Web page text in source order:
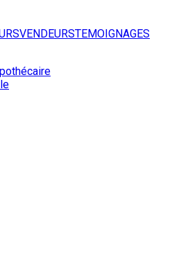
VENDEURSTEMOIGNAGES